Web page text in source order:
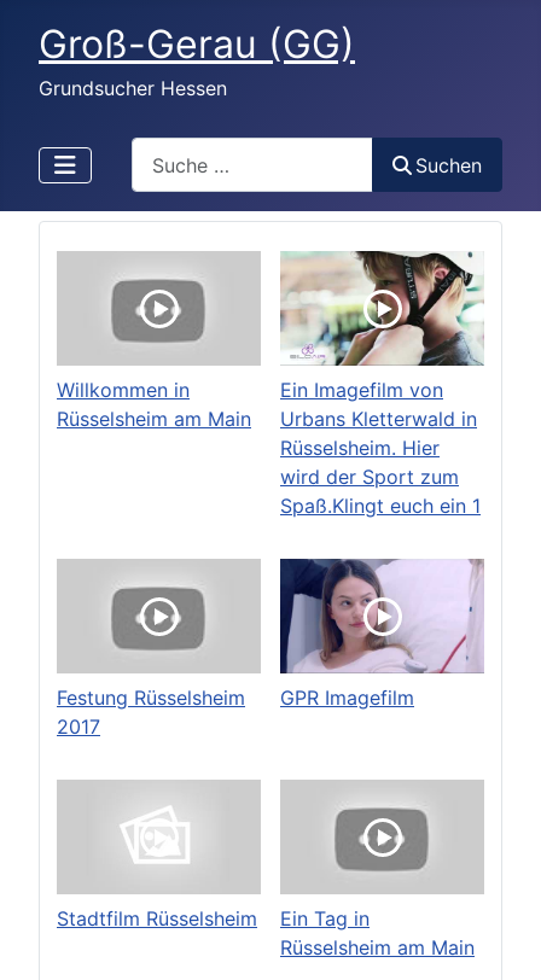
Groß-Gerau (GG)
Grundsucher Hessen
Suchen
Willkommen in
Rüsselsheim am Main
Ein Imagefilm von
Urbans Kletterwald in
Rüsselsheim. Hier
wird der Sport zum
Spaß.Klingt euch ein 1
Festung Rüsselsheim
2017
GPR Imagefilm
Stadtfilm Rüsselsheim
Ein Tag in
Rüsselsheim am Main